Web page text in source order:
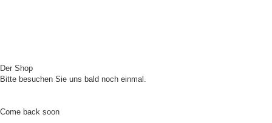
Der Shop
Bitte besuchen Sie uns bald noch einmal.
Come back soon